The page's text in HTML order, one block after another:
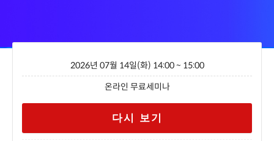
2026년 07월 14일(화) 14:00 ~ 15:00
온라인 무료세미나
다시 보기